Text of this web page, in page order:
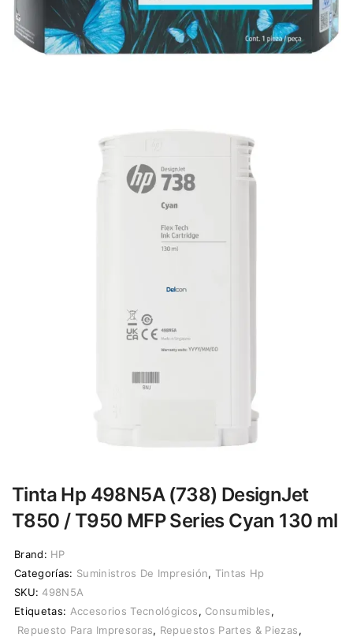
Tinta Hp 498N5A (738) DesignJet
T850 / T950 MFP Series Cyan 130 ml
Brand: HP
Categorías: Suministros De Impresión, Tintas Hp
SKU: 498N5A
Etiquetas: Accesorios Tecnológicos, Consumibles,
Repuesto Para Impresoras, Repuestos Partes & Piezas,